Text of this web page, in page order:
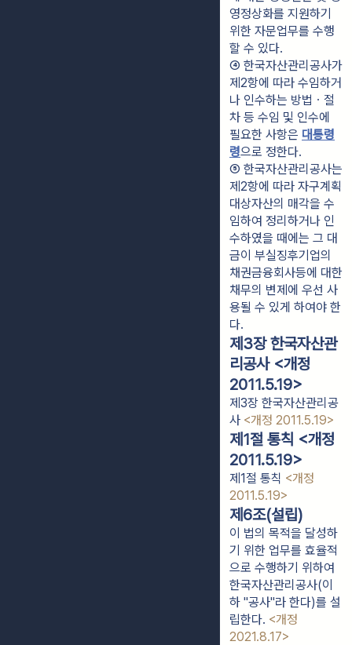
영정상화를 지원하기
위한 자문업무를 수행
할 수 있다.
④ 한국자산관리공사가
제2항에 따라 수임하거
나 인수하는 방법ㆍ절
차 등 수임 및 인수에
필요한 사항은 대통령
령으로 정한다.
⑤ 한국자산관리공사는
제2항에 따라 자구계획
대상자산의 매각을 수
임하여 정리하거나 인
수하였을 때에는 그 대
금이 부실징후기업의
채권금융회사등에 대한
채무의 변제에 우선 사
용될 수 있게 하여야 한
다.
제3장 한국자산관
리공사 <개정
2011.5.19>
제3장 한국자산관리공
사 <개정 2011.5.19>
제1절 통칙 <개정
2011.5.19>
제1절 통칙 <개정
2011.5.19>
제6조(설립)
이 법의 목적을 달성하
기 위한 업무를 효율적
으로 수행하기 위하여
한국자산관리공사(이
하 "공사"라 한다)를 설
립한다. <개정
2021.8.17>